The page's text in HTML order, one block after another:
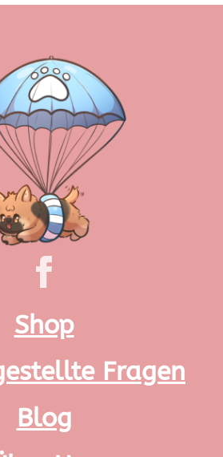
Shop
Fragen
Blog